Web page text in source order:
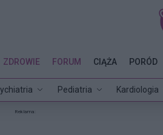
ZDROWIE
Pediatria Kardiologia
FORUM CIĄŻA PORÓD
Reklama: